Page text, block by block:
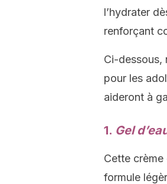
l’hydrater
renforçant
Ci-dessous,
pour les
aideront à
1. Gel
Cette crème
formule